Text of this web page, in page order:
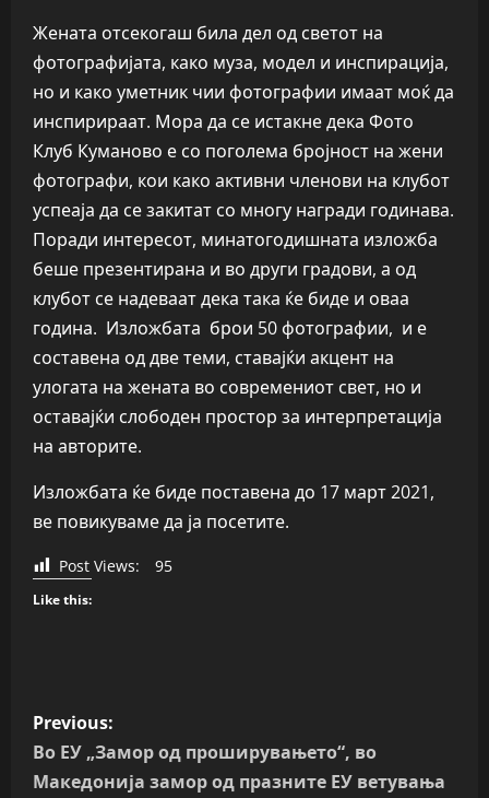
Жената отсекогаш била дел од светот на
фотографијата, како муза, модел и инспирација,
но и како уметник чии фотографии имаат моќ да
инспирираат. Мора да се истакне дека Фото
Клуб Куманово е со поголема бројност на жени
фотографи, кои како активни членови на клубот
успеаја да се закитат со многу награди годинава.
Поради интересот, минатогодишната изложба
беше презентирана и во други градови, а од
клубот се надеваат дека така ќе биде и оваа
година. Изложбата брои 50 фотографии, и е
составена од две теми, ставајќи акцент на
улогата на жената во современиот свет, но и
оставајќи слободен простор за интерпретација
на авторите.
Изложбата ќе биде поставена до 17 март 2021,
ве повикуваме да ја посетите.
Post Views: 95
Like this:
P
o
Previous:
Во ЕУ „Замор од проширувањето“, во
Македонија замор од празните ЕУ ветувања